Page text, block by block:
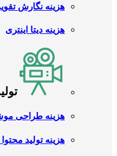
هزینه نگارش
هزینه دیتا اینتری
هزینه طراحی
هزینه تولید